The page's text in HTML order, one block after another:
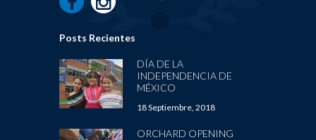
Posts Recientes
DÍA DE LA
INDEPENDENCIA DE
MÉXICO
18 Septiembre, 2018
ORCHARD OPENING